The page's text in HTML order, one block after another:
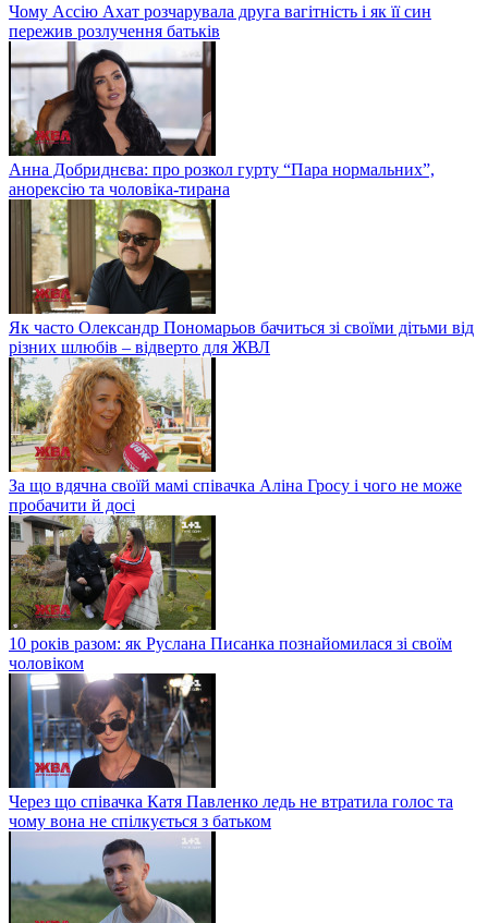
Чому Ассію Ахат розчарувала друга вагітність і як її син
пережив розлучення батьків
Анна Добриднєва: про розкол гурту “Пара нормальних”,
анорексію та чоловіка-тирана
Як часто Олександр Пономарьов бачиться зі своїми дітьми від
різних шлюбів – відверто для ЖВЛ
За що вдячна своїй мамі співачка Аліна Гросу і чого не може
пробачити й досі
10 років разом: як Руслана Писанка познайомилася зі своїм
чоловіком
Через що співачка Катя Павленко ледь не втратила голос та
чому вона не спілкується з батьком